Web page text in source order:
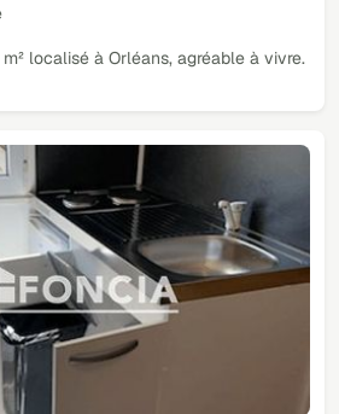
localisé à Orléans, agréable à vivre.